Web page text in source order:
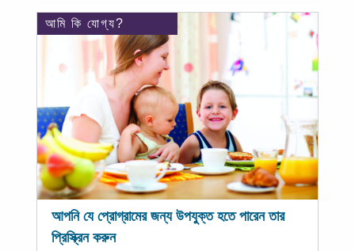
আমি কি যোগ্য?
আপনি যে প্রোগ্রামের জন্য উপযুক্ত হতে পারেন তার
প্রিস্ক্রিন করুন